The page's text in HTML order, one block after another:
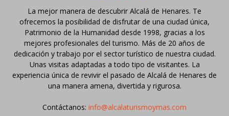
La mejor manera de descubrir Alcalá de Henares. Te
ofrecemos la posibilidad de disfrutar de una ciudad única,
Patrimonio de la Humanidad desde 1998, gracias a los
mejores profesionales del turismo. Más de 20 años de
dedicación y trabajo por el sector turístico de nuestra ciudad.
Unas visitas adaptadas a todo tipo de visitantes. La
experiencia única de revivir el pasado de Alcalá de Henares de
una manera amena, divertida y rigurosa.
Contáctanos: info@alcalaturismoymas.com